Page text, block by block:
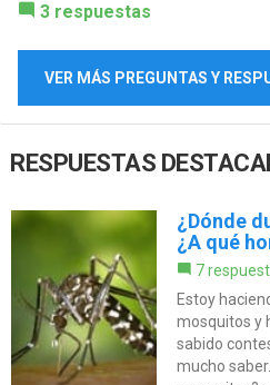
3 respuestas
VER MÁS PREGUNTAS Y
RESPUESTAS
¿Dónde
¿A qué
7
Estoy
mosquitos y
sabido
mucho